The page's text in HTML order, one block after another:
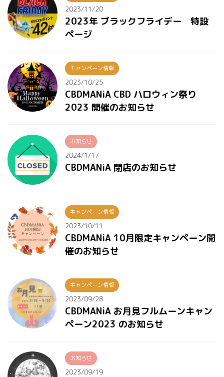
2023/11/20
2023年 ブラックフライデー 特設
ページ
キャンペーン情報
2023/10/25
CBDMANiA CBD ハロウィン祭り
2023 開催のお知らせ
お知らせ
2024/1/17
CBDMANiA 閉店のお知らせ
キャンペーン情報
2023/10/11
CBDMANiA 10月限定キャンペーン開
催のお知らせ
キャンペーン情報
2023/09/28
CBDMANiA お月見フルムーンキャン
ペーン2023 のお知らせ
お知らせ
2023/09/19